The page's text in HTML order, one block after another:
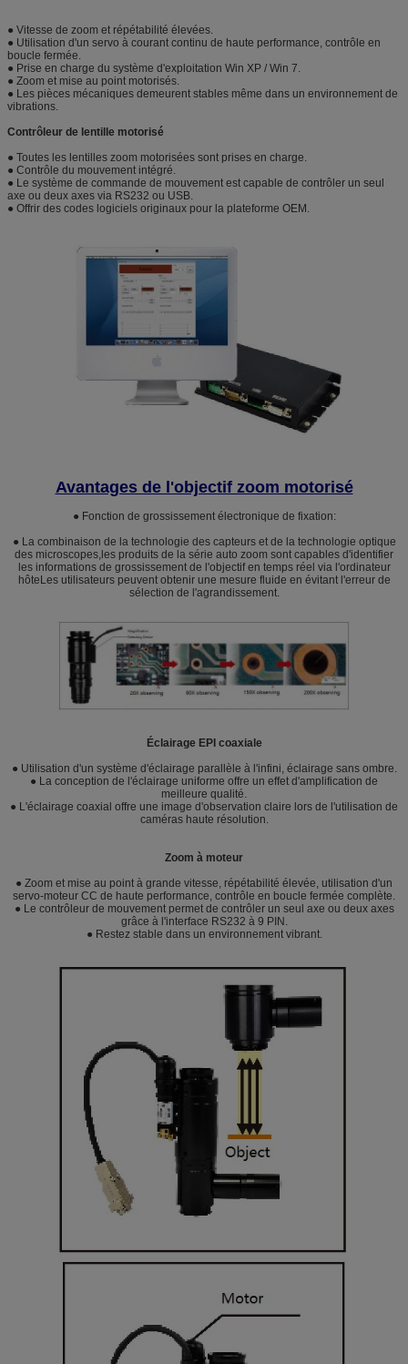
● Vitesse de zoom et répétabilité élevées.
● Utilisation d'un servo à courant continu de haute performance, contrôle en
boucle fermée.
● Prise en charge du système d'exploitation Win XP / Win 7.
● Zoom et mise au point motorisés.
● Les pièces mécaniques demeurent stables même dans un environnement de
vibrations.
Contrôleur de lentille motorisé
● Toutes les lentilles zoom motorisées sont prises en charge.
● Contrôle du mouvement intégré.
● Le système de commande de mouvement est capable de contrôler un seul
axe ou deux axes via RS232 ou USB.
● Offrir des codes logiciels originaux pour la plateforme OEM.
Avantages de l'objectif zoom motorisé
● Fonction de grossissement électronique de fixation:
● La combinaison de la technologie des capteurs et de la technologie optique
des microscopes,les produits de la série auto zoom sont capables d'identifier
les informations de grossissement de l'objectif en temps réel via l'ordinateur
hôteLes utilisateurs peuvent obtenir une mesure fluide en évitant l'erreur de
sélection de l'agrandissement.
Éclairage EPI coaxiale
● Utilisation d'un système d'éclairage parallèle à l'infini, éclairage sans ombre.
● La conception de l'éclairage uniforme offre un effet d'amplification de
meilleure qualité.
● L'éclairage coaxial offre une image d'observation claire lors de l'utilisation de
caméras haute résolution.
Zoom à moteur
● Zoom et mise au point à grande vitesse, répétabilité élevée, utilisation d'un
servo-moteur CC de haute performance, contrôle en boucle fermée complète.
● Le contrôleur de mouvement permet de contrôler un seul axe ou deux axes
grâce à l'interface RS232 à 9 PIN.
● Restez stable dans un environnement vibrant.